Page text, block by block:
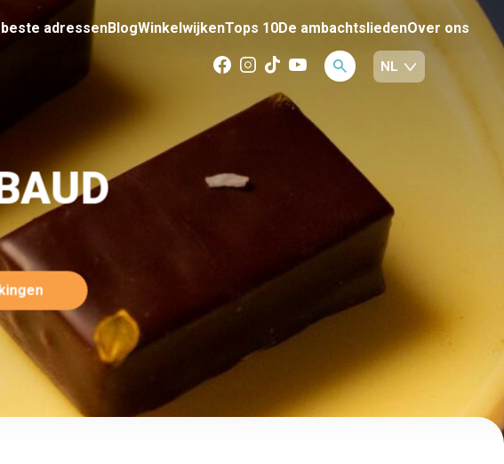
beste adressenBlogWinkelwijkenTops 10De ambachtsliedenOver ons